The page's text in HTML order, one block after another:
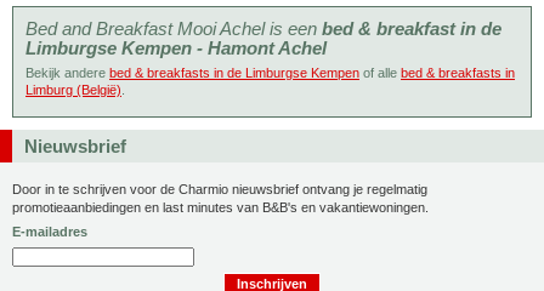
Bed and Breakfast Mooi Achel is een bed & breakfast in de
Limburgse Kempen - Hamont Achel
Bekijk andere bed & breakfasts in de Limburgse Kempen of alle bed & breakfasts in
Limburg (België)
Nieuwsbrief
Door in te schrijven voor de Charmio nieuwsbrief ontvang je regelmatig
promotieaanbiedingen en last minutes van B&B's en vakantiewoningen.
E-mailadres